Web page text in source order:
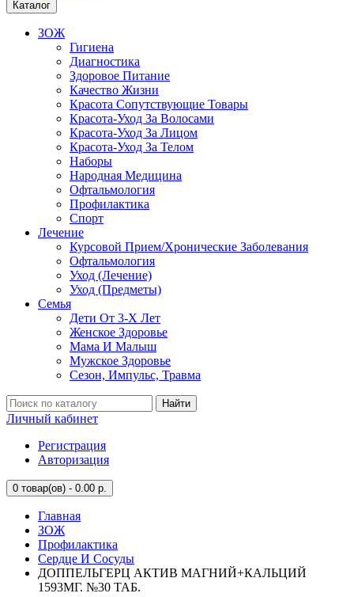
Каталог
ЗОЖ
Гигиена
Диагностика
Здоровое Питание
Качество Жизни
Красота Сопутствующие Товары
Красота-Уход За Волосами
Красота-Уход За Лицом
Красота-Уход За Телом
Наборы
Народная Медицина
Офтальмология
Профилактика
Спорт
Лечение
Курсовой Прием/Хронические Заболевания
Офтальмология
Уход (Лечение)
Уход (Предметы)
Семья
Дети От 3-Х Лет
Женское Здоровье
Мама И Малыш
Мужское Здоровье
Сезон, Импульс, Травма
Найти
Личный кабинет
Регистрация
Авторизация
0 товар(ов) - 0.00 р.
Главная
ЗОЖ
Профилактика
Сердце И Сосуды
ДОППЕЛЬГЕРЦ АКТИВ МАГНИЙ+КАЛЬЦИЙ
1593МГ. №30 ТАБ.